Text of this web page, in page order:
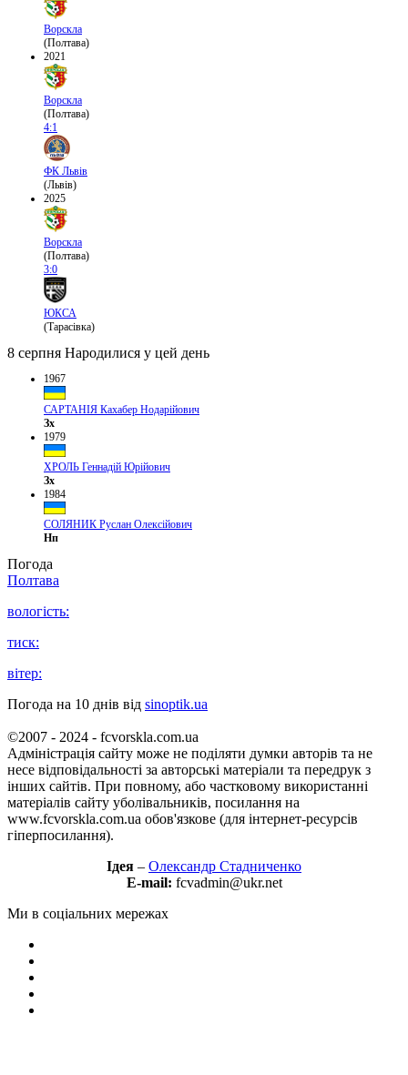
Ворскла
(Полтава)
2021
Ворскла
(Полтава)
4:1
ФК Львів
(Львів)
2025
Ворскла
(Полтава)
3:0
ЮКСА
(Тарасівка)
8 серпня Народилися у цей день
1967
САРТАНІЯ Кахабер Нодарійович
Зх
1979
ХРОЛЬ Геннадій Юрійович
Зх
1984
СОЛЯНИК Руслан Олексійович
Нп
Погода
Полтава
вологість:
тиск:
вітер:
Погода на 10 днів від sinoptik.ua
©2007 - 2024 - fcvorskla.com.ua
Адміністрація сайту може не поділяти думки авторів та не
несе відповідальності за авторські матеріали та передрук з
інших сайтів. При повному, або частковому використанні
матеріалів сайту уболівальників, посилання на
www.fcvorskla.com.ua обов'язкове (для інтернет-ресурсів
гіперпосилання).
Ідея – Олександр Стадниченко
E-mail: fcvadmin@ukr.net
Ми в соціальних мережах